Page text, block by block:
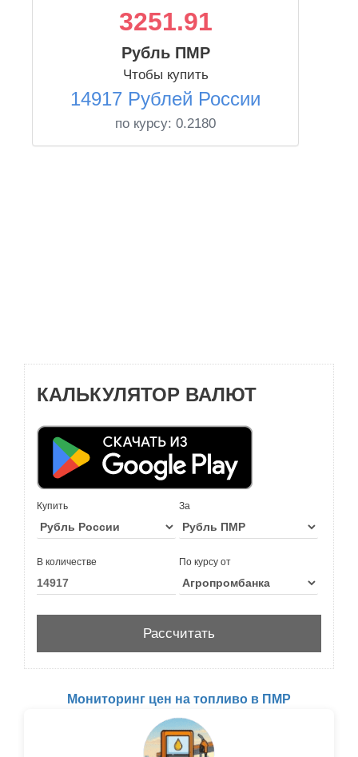
3251.91
Рубль ПМР
Чтобы купить
14917 Рублей России
по курсу: 0.2180
КАЛЬКУЛЯТОР ВАЛЮТ
Купить За
В количестве По курсу от
Мониторинг цен на топливо в ПМР